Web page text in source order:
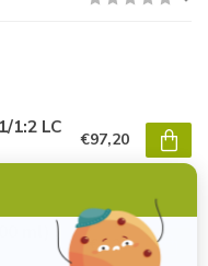
1:2 LC
€97,20
€3,20